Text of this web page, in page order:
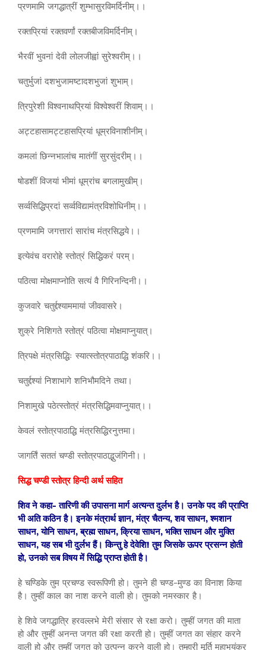
प्रणमामि जगद्धात्रीं शुम्भासुरविमर्दिनीम्।।
रक्तप्रियां रक्तवर्णां रक्तबीजविमर्दिनीम्।
भैरवीं भुवनां देवी लोलजीह्वां सुरेश्वरीम्।।
चतुर्भुजां दशभुजामष्टादशभुजां शुभाम्।
त्रिपुरेशी विश्वनाथप्रियां विश्वेश्वरीं शिवाम्।।
अट्टहासामट्टहासप्रियां धूम्रविनाशीनीम्।
कमलां छिन्नभालांच मातंगीं सुरसुंदरीम्।।
षोडशीं विजयां भीमां धूम्रांच बगलामुखीम्।
सर्व्वसिद्धिप्रदां सर्व्वविद्यामंत्रविशोधिनीम्।।
प्रणमामि जगत्तारां सारांच मंत्रसिद्धये।।
इत्येवंच वरारोहे स्तोत्रं सिद्धिकरं परम्।
पठित्वा मोक्षमाप्नोति सत्यं वै गिरिनन्दिनी।।
कुजवारे चतुर्द्दश्याममायां जीववासरे।
शुक्रे निशिगते स्तोत्रं पठित्वा मोक्षमाप्नुयात्।
त्रिपक्षे मंत्रसिद्धिः स्यात्स्तोत्रपाठाद्धि शंकरि।।
चतुर्द्दश्यां निशाभागे शनिभौमदिने तथा।
निशामुखे पठेत्स्तोत्रं मंत्रसिद्धिमवाप्नुयात्।।
केवलं स्तोत्रपाठाद्धि मंत्रसिद्धिरनुत्तमा।
जागर्तिं सततं चण्डी स्तोत्रपाठाद्भुजंगिनी।।
सिद्ध चण्डी स्तोत्र हिन्दी अर्थ सहित
शिव ने कहा- तारिणी की उपासना मार्ग अत्यन्त दुर्लभ है। उनके पद की प्राप्ति
भी अति कठिन है। इनके मंत्रार्थ ज्ञान, मंत्र चैतन्य, शव साधन, श्मशान
साधन, योनि साधन, ब्रह्म साधन, क्रिया साधन, भक्ति साधन और मुक्ति
साधन, यह सब भी दुर्लभ हैं। किन्तु हे देवेशि! तुम जिसके ऊपर प्रसन्न होती
हो, उनको सब विषय में सिद्धि प्राप्त होती है।
हे चण्डिके तुम प्रचण्ड स्वरूपिणी हो। तुमने ही चण्ड-मुण्ड का विनाश किया
है। तुम्हीं काल का नाश करने वाली हो। तुमको नमस्कार है।
हे शिवे जगद्धात्रि हरवल्लभे मेरी संसार से रक्षा करो। तुम्हीं जगत की माता
हो और तुम्हीं अनन्त जगत की रक्षा करती हो। तुम्हीं जगत का संहार करने
वाली हो और तुम्हीं जगत को उत्पन्न करने वाली हो। तुम्हारी मूर्ति महाभयंकर